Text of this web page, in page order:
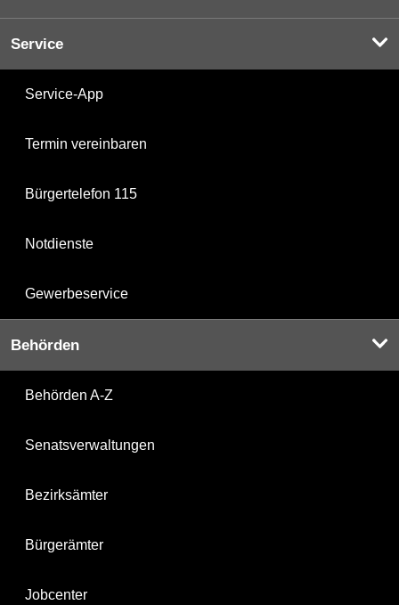
Service
Service-App
Termin vereinbaren
Bürgertelefon 115
Notdienste
Gewerbeservice
Behörden
Behörden A-Z
Senatsverwaltungen
Bezirksämter
Bürgerämter
Jobcenter